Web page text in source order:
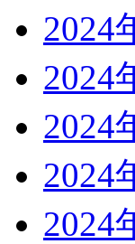
2024
2024
2024
2024
2024